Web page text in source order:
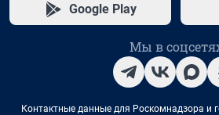
Google Play
Мы в
Контактные данные для Роскомнадзора и